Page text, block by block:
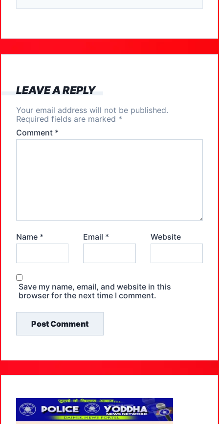
c
b
o
k
st
d
o
ai ar
LEAVE A REPLY
Your email address will not be published.
Required fields are marked *
Comment *
Name * Email * Website
Save my name, email, and website in this
browser for the next time I comment.